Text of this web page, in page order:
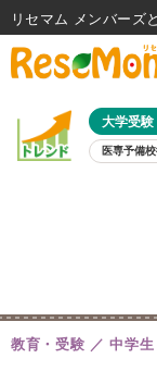
大学受
医専予備
教育・受験 中学生
リセマム メンバーズ